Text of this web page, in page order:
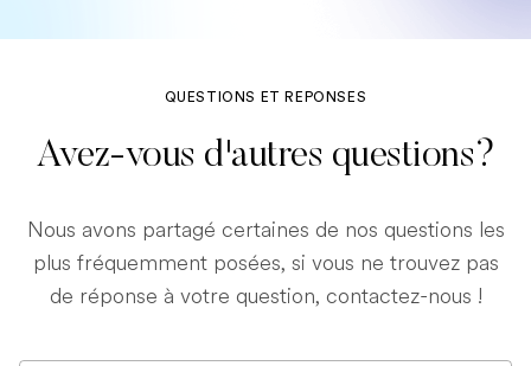
QUESTIONS ET REPONSES
Avez-vous d'autres questions?
Nous avons partagé certaines de nos questions les
plus fréquemment posées, si vous ne trouvez pas
de réponse à votre question, contactez-nous !